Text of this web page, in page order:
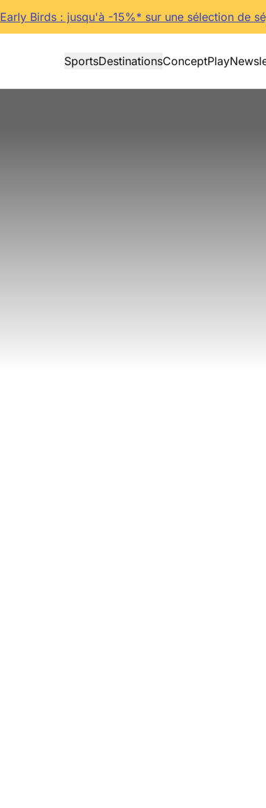
Early Birds : jusqu'à -15%* sur une sélection de
SportsDestinationsConceptPlay